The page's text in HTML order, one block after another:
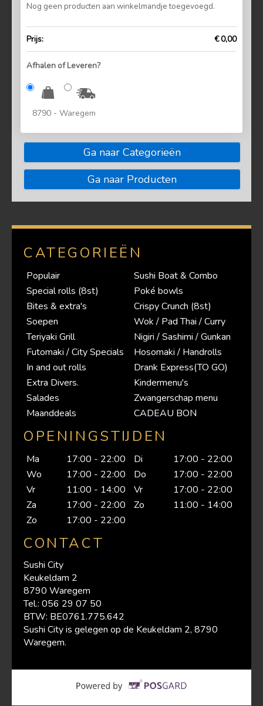
Nog geen producten aan winkelmandje toegevoegd.
Prijs: € 0,00
Afhalen of Leveren?
8790 - Waregem
Ga naar Categorieën
Ga naar Producten
CATEGORIEËN
Populair
Sushi Boat & Combo
Special rolls (8st)
Poké bowls
Bites & extra's
Crispy Crunch (8st)
Soepen
Wok / Pad Thai / Curry
Teriyaki Grill
Nigiri / Sashimi / Gunkan
Futomaki / City Specials
Hosomaki / Handrolls
In and out rolls
Drank Express(TO GO)
Extra Divers.
Kindermenu's
Salades
Zwangerschap menu
Maanddeals
CADEAU BON
OPENINGSTIJDEN
Ma 17:00 - 22:00 Di
17:00 - 22:00
Wo
17:00 - 22:00 Do
17:00 - 22:00
Vr
11:00 - 14:00 Vr
17:00 - 22:00
Za
17:00 - 22:00 Zo
11:00 - 14:00
Zo
17:00 - 22:00
CONTACT
Sushi City
Keukeldam 2
8790 Waregem
Tel.: 056 29 07 50
BTW: BE0761.775.642
Sushi City is gelegen op de Keukeldam 2, 8790
Waregem.